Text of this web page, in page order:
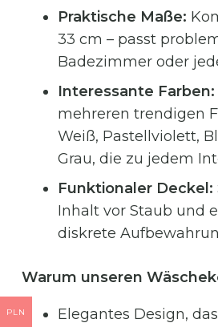
Praktische Maße:
33 cm – passt
Badezimmer oder
Interessante Farben:
mehreren trendigen
Weiß, Pastellviolett,
Grau, die zu jedem
Funktionaler Deckel:
Inhalt vor Staub und
diskrete
Warum unseren
Elegantes Design,
PLN